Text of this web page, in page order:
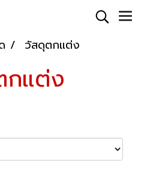
วัสดุตกแต่ง
แต่ง